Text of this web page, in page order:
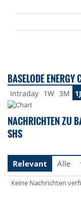
BASELODE ENERGY
Intraday 1W 3M 1J
NACHRICHTEN ZU
SHS
Relevant
Alle
Keine Nachrichten